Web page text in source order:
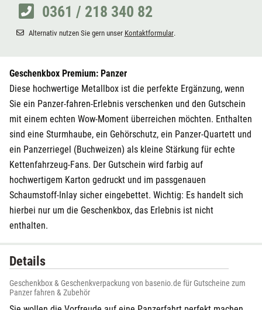
0361 / 218 340 82
Alternativ nutzen Sie gern unser Kontaktformular.
Geschenkbox Premium: Panzer
Diese hochwertige Metallbox ist die perfekte Ergänzung, wenn
Sie ein Panzer-fahren-Erlebnis verschenken und den Gutschein
mit einem echten Wow-Moment überreichen möchten. Enthalten
sind eine Sturmhaube, ein Gehörschutz, ein Panzer-Quartett und
ein Panzerriegel (Buchweizen) als kleine Stärkung für echte
Kettenfahrzeug-Fans. Der Gutschein wird farbig auf
hochwertigem Karton gedruckt und im passgenauen
Schaumstoff-Inlay sicher eingebettet. Wichtig: Es handelt sich
hierbei nur um die Geschenkbox, das Erlebnis ist nicht
enthalten.
Details
Geschenkbox & Geschenkverpackung von basenio.de für Gutscheine zum
Panzer fahren & Zubehör